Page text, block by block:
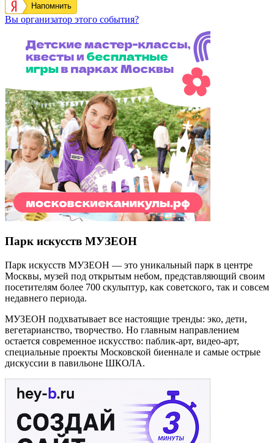
Напомнить
Вы организатор этого события?
Парк искусств МУЗЕОН
Парк искусств МУЗЕОН — это уникальный парк в центре
Москвы, музей под открытым небом, представляющий своим
посетителям более 700 скульптур, как советского, так и совсем
недавнего периода.
МУЗЕОН подхватывает все настоящие тренды: эко, дети,
вегетарианство, творчество. Но главным направлением
остается современное искусство: паблик-арт, видео-арт,
специальные проекты Московской биеннале и самые острые
дискуссии в павильоне ШКОЛА.